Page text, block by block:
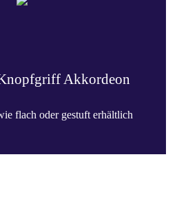
Akkordeon
flach oder gestuft erhältlich